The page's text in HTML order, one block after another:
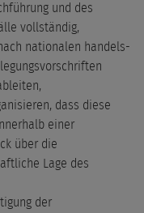
und des
vollständig,
nationalen handels-
dass diese
einer
über die
Lage des
der